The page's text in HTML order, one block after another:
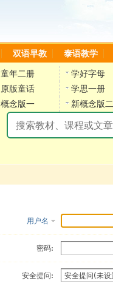
双语早教 泰语教学
童年二册 学好字母
原版童话 学思一册
概念版一 新概念版二
用户名
密码:
安全提问: